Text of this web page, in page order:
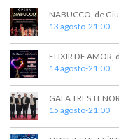
NABUCCO, de
13 agosto-21:00
ELIXIR DE
14 agosto-21:00
GALA TRES
15 agosto-21:00